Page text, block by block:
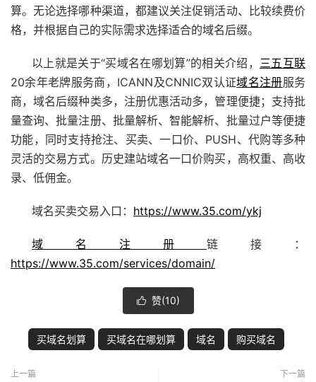
算。无论选择哪种渠道，都建议关注促销活动、比较续费价
格，并根据自己的实际需求选择适合的域名后缀。
以上就是关于“买域名在哪划算”的相关介绍， 三五互联
20余年老牌服务商，ICANN及CNNIC双认证域名注册服务
商，域名后缀种类多，注册优惠活动多，管理便捷；支持批
量查询、批量注册、批量解析、智能解析、批量过户等便捷
功能，同时支持抢注、买卖、一口价、PUSH、代购等多种
灵活的交易方式。历史建站域名一口价购买，高权重、高收
录、低佣金。
域名买卖交易入口： https://www.35.com/ykj
域名注册 链接：
https://www.35.com/services/domain/
 赞(10)
买域名划算 买域名在哪划算 域名 购买域名
上一篇 下一篇